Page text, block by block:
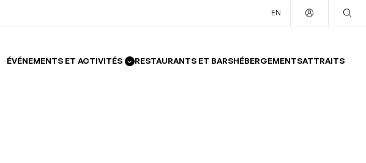
EN
ÉVÉNEMENTS ET ACTIVITÉS RESTAURANTS ET BARSHÉBERGEMENTSATTRAITS